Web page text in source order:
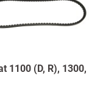
1100 (D, R),